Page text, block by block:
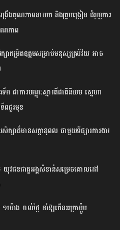
រឹងគុណភាពនាយក និងគ្រូបង្រៀន ជំរុញការ
ភាព
សិក្សាកម្រិតឧត្តមសម្រាប់មនុស្សគ្រប់វ័យ អាច
ជាការបណ្ដុះស្មារតីជាតិនិយម ស្នេហា
ពជួរមុខ
ក្សា​ដ៏​មាន​សក្តានុពល ​ជាមួយ​ទីផ្សារ​ការងារ​
វជនជាតួអង្គសំខាន់សម្រេចគោលដៅ
ោង រាល់ថ្ងៃ នាំឱ្យកើនអត្រាម៉្ញូប